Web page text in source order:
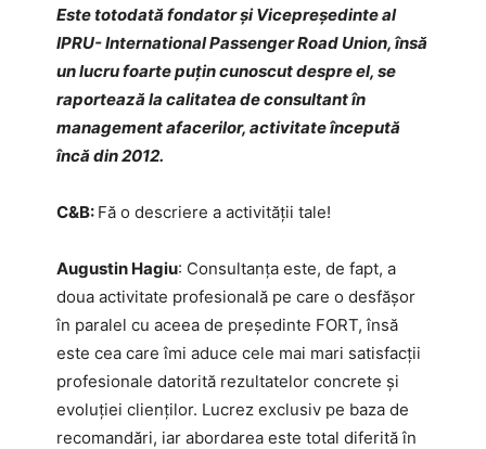
Este totodată fondator și Vicepreședinte al
IPRU- International Passenger Road Union, însă
un lucru foarte puțin cunoscut despre el, se
raportează la calitatea de consultant în
management afacerilor, activitate începută
încă din 2012.
C&B: Fă o descriere a activității tale!
Augustin Hagiu: Consultanța este, de fapt, a
doua activitate profesională pe care o desfășor
în paralel cu aceea de președinte FORT, însă
este cea care îmi aduce cele mai mari satisfacții
profesionale datorită rezultatelor concrete și
evoluției clienților. Lucrez exclusiv pe baza de
recomandări, iar abordarea este total diferită în